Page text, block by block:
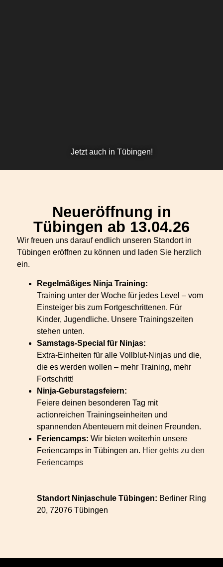
Jetzt auch in Tübingen!
Neueröffnung in
Tübingen ab 13.04.26
Wir freuen uns darauf endlich unseren Standort in
Tübingen eröffnen zu können und laden Sie herzlich
ein.
Regelmäßiges Ninja Training:
Training unter der Woche für jedes Level – vom
Einsteiger bis zum Fortgeschrittenen. Für
Kinder, Jugendliche. Unsere Trainingszeiten
stehen unten.
Samstags-Special für Ninjas:
Extra-Einheiten für alle Vollblut-Ninjas und die,
die es werden wollen – mehr Training, mehr
Fortschritt!
Ninja-Geburstagsfeiern:
Feiere deinen besonderen Tag mit
actionreichen Trainingseinheiten und
spannenden Abenteuern mit deinen Freunden.
Feriencamps: Wir bieten weiterhin unsere
Feriencamps in Tübingen an. Hier gehts zu den
Feriencamps
Standort Ninjaschule Tübingen: Berliner Ring
20, 72076 Tübingen